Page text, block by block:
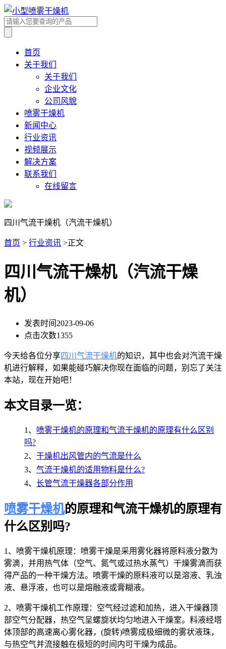
首页
关于我们
关于我们
企业文化
公司风貌
喷雾干燥机
新闻中心
行业资讯
视频展示
解决方案
联系我们
在线留言
四川气流干燥机（汽流干燥机）
首页 > 行业资讯 >正文
四川气流干燥机（汽流干燥
机）
发表时间 2023-09-06
点击次数1355
今天给各位分享四川气流干燥机的知识，其中也会对汽流干燥
机进行解释，如果能碰巧解决你现在面临的问题，别忘了关注
本站，现在开始吧！
本文目录一览：
1、 喷雾干燥机的原理和气流干燥机的原理有什么区别
吗?
2、 干燥机出风管内的气流是什么
3、 气流干燥机的适用物料是什么?
4、 长管气流干燥器各部分作用
喷雾干燥机的原理和气流干燥机的原理有
什么区别吗?
1、喷雾干燥机原理：喷雾干燥是采用雾化器将原料液分散为
雾滴，并用热气体（空气、氮气或过热水蒸气）干燥雾滴而获
得产品的一种干燥方法。喷雾干燥的原料液可以是溶液、乳浊
液、悬浮液，也可以是熔融液或膏糊液。
2、喷雾干燥机工作原理：空气经过滤和加热，进入干燥器顶
部空气分配器，热空气呈螺旋状均匀地进入干燥室。料液经塔
体顶部的高速离心雾化器，(旋转)喷雾成极细微的雾状液珠，
与热空气并流接触在极短的时间内可干燥为成品。